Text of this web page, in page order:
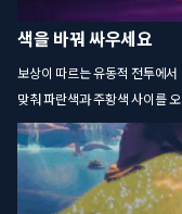
색을 바꿔 싸우세요
보상이 따르는 유동적 전투에
맞춰 파란색과 주황색 사이를